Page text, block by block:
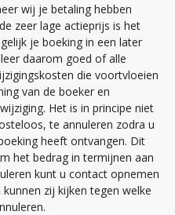
wij je betaling hebben
zeer lage actieprijs is het
je boeking in een later
daarom goed of alle
die voortvloeien
van de boeker en
Het is in principe niet
te annuleren zodra u
heeft ontvangen. Dit
het bedrag in termijnen aan
kunt u contact opnemen
zij kijken tegen welke